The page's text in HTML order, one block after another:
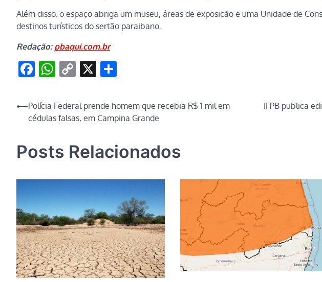
Além disso, o espaço abriga um museu, áreas de exposição e uma Unidade de
destinos turísticos do sertão paraibano.
Redação: pbaqui.com.br
Facebook
WhatsApp
Copy
X
Navegação
de
⟵Polícia Federal prende homem que recebia R$ 1 mil em
cédulas falsas, em Campina Grande
IFPB publica
Posts Relacionados